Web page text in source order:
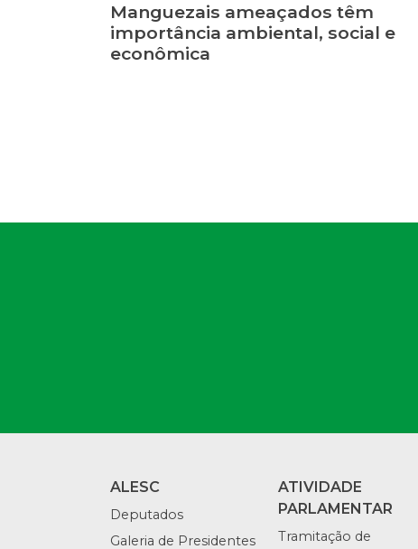
Manguezais ameaçados têm
importância ambiental, social e
econômica
ALESC
Deputados
Galeria de Presidentes
ATIVIDADE
PARLAMENTAR
Tramitação de